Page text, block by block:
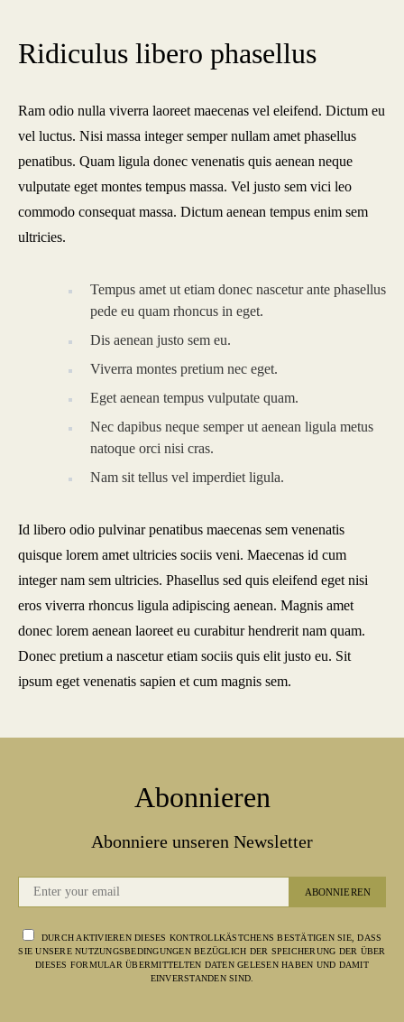
Ridiculus libero phasellus
Ram odio nulla viverra laoreet maecenas vel eleifend. Dictum eu
vel luctus. Nisi massa integer semper nullam amet phasellus
penatibus. Quam ligula donec venenatis quis aenean neque
vulputate eget montes tempus massa. Vel justo sem vici leo
commodo consequat massa. Dictum aenean tempus enim sem
ultricies.
Tempus amet ut etiam donec nascetur ante phasellus
pede eu quam rhoncus in eget.
Dis aenean justo sem eu.
Viverra montes pretium nec eget.
Eget aenean tempus vulputate quam.
Nec dapibus neque semper ut aenean ligula metus
natoque orci nisi cras.
Nam sit tellus vel imperdiet ligula.
Id libero odio pulvinar penatibus maecenas sem venenatis
quisque lorem amet ultricies sociis veni. Maecenas id cum
integer nam sem ultricies. Phasellus sed quis eleifend eget nisi
eros viverra rhoncus ligula adipiscing aenean. Magnis amet
donec lorem aenean laoreet eu curabitur hendrerit nam quam.
Donec pretium a nascetur etiam sociis quis elit justo eu. Sit
ipsum eget venenatis sapien et cum magnis sem.
Abonnieren
Abonniere unseren Newsletter
ABONNIEREN
DURCH AKTIVIEREN DIESES KONTROLLKÄSTCHENS BESTÄTIGEN SIE, DASS
SIE UNSERE NUTZUNGSBEDINGUNGEN BEZÜGLICH DER SPEICHERUNG DER ÜBER
DIESES FORMULAR ÜBERMITTELTEN DATEN GELESEN HABEN UND DAMIT
EINVERSTANDEN SIND.